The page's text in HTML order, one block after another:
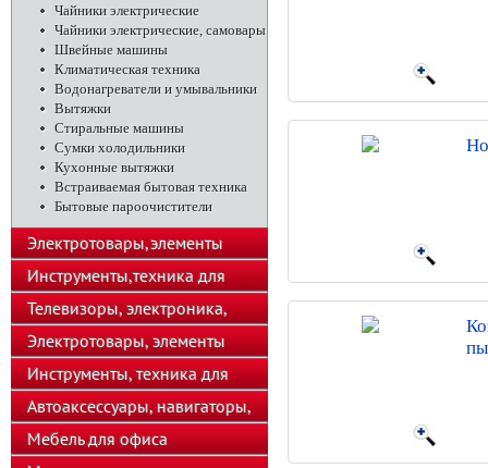
Чайники электрические
Чайники электрические, самовары
Швейные машины
Климатическая техника
Водонагреватели и умывальники
Вытяжки
Стиральные машины
Сумки холодильники
Кухонные вытяжки
Встраиваемая бытовая техника
Бытовые пароочистители
Электротовары,элементы
питания
Инструменты,техника для
подсобного хозяйства
Телевизоры, электроника,
телефоны
Электротовары, элементы
питания, освещение
Инструменты, техника для
подсобного хозяйства
Автоаксессуары, навигаторы,
автозвук
Мебель для офиса